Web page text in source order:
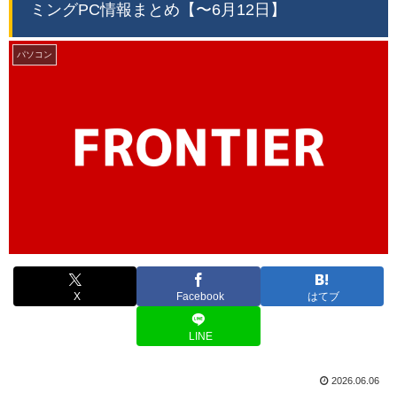
ミングPC情報まとめ【〜6月12日】
パソコン
X Facebook はてブ
LINE
2026.06.06